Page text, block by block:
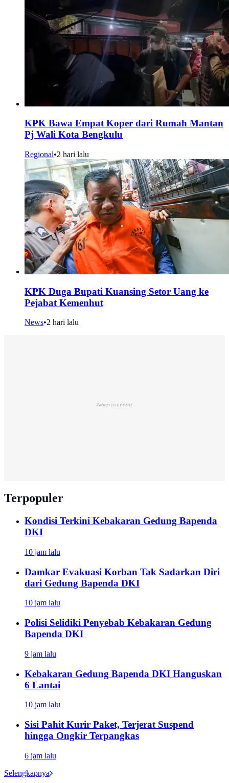
KPK Bawa Empat Koper dari Rumah Mantan
Pj Wali Kota Bengkulu
Regional•2 hari lalu
KPK Duga Bupati Kuansing Setor Uang ke
Pejabat Kemenhut
News•2 hari lalu
Advertisement
Terpopuler
Kondisi Terkini Kebakaran Gedung Bapenda
DKI
10 jam lalu
Damkar Evakuasi Korban Tak Sadarkan Diri
dari Gedung Bapenda DKI
10 jam lalu
Polisi Selidiki Penyebab Kebakaran Gedung
Bapenda DKI
9 jam lalu
Kebakaran Gedung Bapenda DKI Hanguskan
6 Lantai
10 jam lalu
Sisi Pahit Kurir Paket, Terjerat Suspend
hingga Ongkir Terpangkas
6 jam lalu
Selengkapnya